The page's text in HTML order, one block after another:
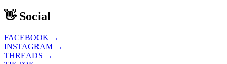
👋 Social
FACEBOOK →
INSTAGRAM →
THREADS →